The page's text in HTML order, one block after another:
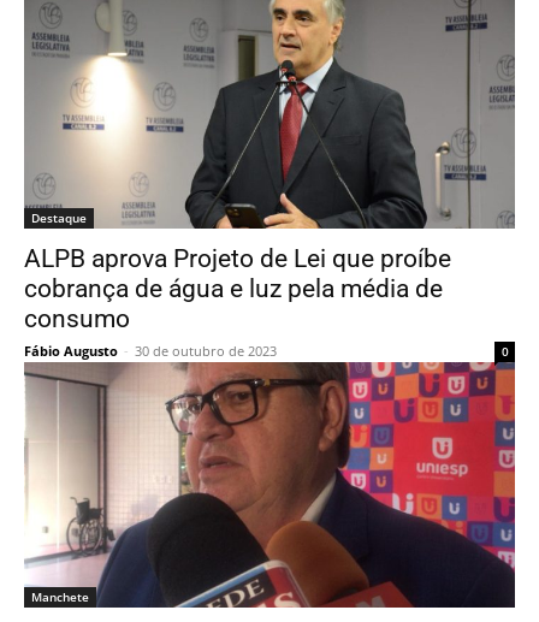
Destaque
ALPB aprova Projeto de Lei que proíbe
cobrança de água e luz pela média de
consumo
Fábio Augusto - 30 de outubro de 2023 0
Manchete